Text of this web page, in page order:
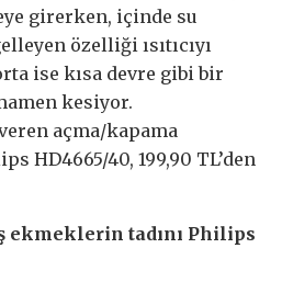
girerken, içinde su
özelliği ısıtıcıyı
ise kısa devre gibi bir
kesiyor.
açma/kapama
HD4665/40, 199,90 TL’den
ekmeklerin tadını Philips